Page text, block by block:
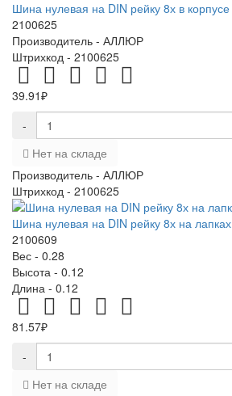
Шина нулевая на DIN рейку 8х в корпусе
2100625
Производитель - АЛЛЮР
Штрихкод - 2100625
39.91₽
-
Нет на складе
Производитель - АЛЛЮР
Штрихкод - 2100625
Шина нулевая на DIN рейку 8х на лапках
2100609
Вес - 0.28
Высота - 0.12
Длина - 0.12
81.57₽
-
Нет на складе